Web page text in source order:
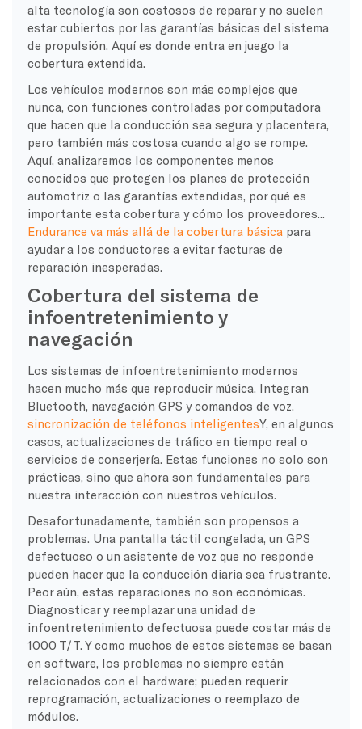
alta tecnología son costosos de reparar y no suelen
estar cubiertos por las garantías básicas del sistema
de propulsión. Aquí es donde entra en juego la
cobertura extendida.
Los vehículos modernos son más complejos que
nunca, con funciones controladas por computadora
que hacen que la conducción sea segura y placentera,
pero también más costosa cuando algo se rompe.
Aquí, analizaremos los componentes menos
conocidos que protegen los planes de protección
automotriz o las garantías extendidas, por qué es
importante esta cobertura y cómo los proveedores...
Endurance va más allá de la cobertura básica para
ayudar a los conductores a evitar facturas de
reparación inesperadas.
Cobertura del sistema de
infoentretenimiento y
navegación
Los sistemas de infoentretenimiento modernos
hacen mucho más que reproducir música. Integran
Bluetooth, navegación GPS y comandos de voz.
sincronización de teléfonos inteligentesY, en algunos
casos, actualizaciones de tráfico en tiempo real o
servicios de conserjería. Estas funciones no solo son
prácticas, sino que ahora son fundamentales para
nuestra interacción con nuestros vehículos.
Desafortunadamente, también son propensos a
problemas. Una pantalla táctil congelada, un GPS
defectuoso o un asistente de voz que no responde
pueden hacer que la conducción diaria sea frustrante.
Peor aún, estas reparaciones no son económicas.
Diagnosticar y reemplazar una unidad de
infoentretenimiento defectuosa puede costar más de
1000 T/T. Y como muchos de estos sistemas se basan
en software, los problemas no siempre están
relacionados con el hardware; pueden requerir
reprogramación, actualizaciones o reemplazo de
módulos.